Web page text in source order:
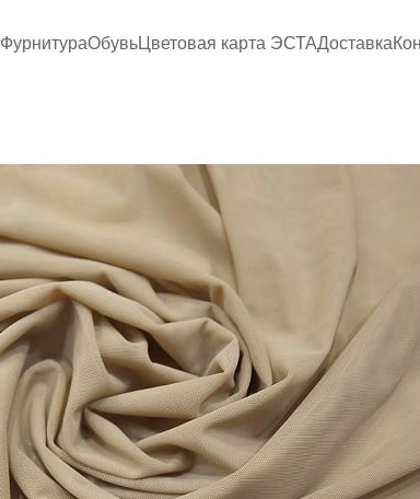
ФурнитураОбувьЦветовая карта ЭСТАДоставка